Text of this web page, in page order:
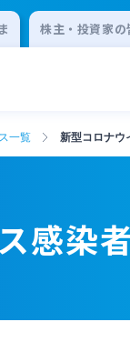
株主・投資家の
一覧 新型コロナウ
感染